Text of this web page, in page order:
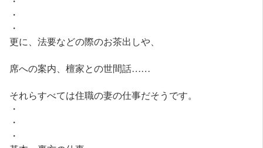
・
・
更に、法要などの際のお茶出しや、
席への案内、檀家との世間話……
それらすべては住職の妻の仕事だそうです。
・
・
・